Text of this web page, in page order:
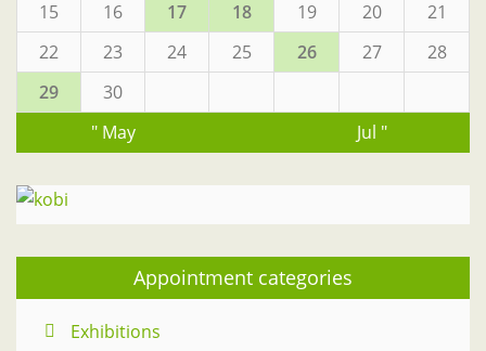
15
16 17 18 19 20
21
22
23 24 25 26 27
28
29
30
" May
Jul "
Appointment categories
Exhibitions